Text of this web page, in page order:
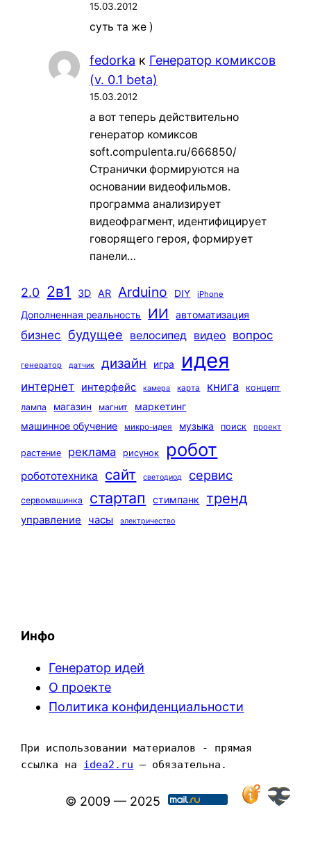
15.03.2012
суть та же )
fedorka к Генератор комиксов
(v. 0.1 beta)
15.03.2012
а вот теперь действительно
генератор комиксов
soft.compulenta.ru/666850/
Странички формируются на
основании видеофильмов.
программа анализирует
видеофрагмент, идентифицирует
говорящего героя, формирует
панели…
2.0 2в1 3D AR Arduino DIY iPhone
Дополненная реальность ИИ автоматизация
бизнес будущее велосипед видео вопрос
генератор датчик дизайн игра идея
интернет интерфейс камера карта книга
концепт
лампа
магазин магнит
маркетинг
машинное обучение
микро-идея музыка поиск проект
растение реклама рисунок робот
робототехника сайт светодиод сервис
сервомашинка стартап стимпанк тренд
управление часы электричество
Инфо
Генератор идей
О проекте
Политика конфиденциальности
При использовании материалов - прямая
ссылка на idea2.ru — обязательна.
© 2009 — 2025